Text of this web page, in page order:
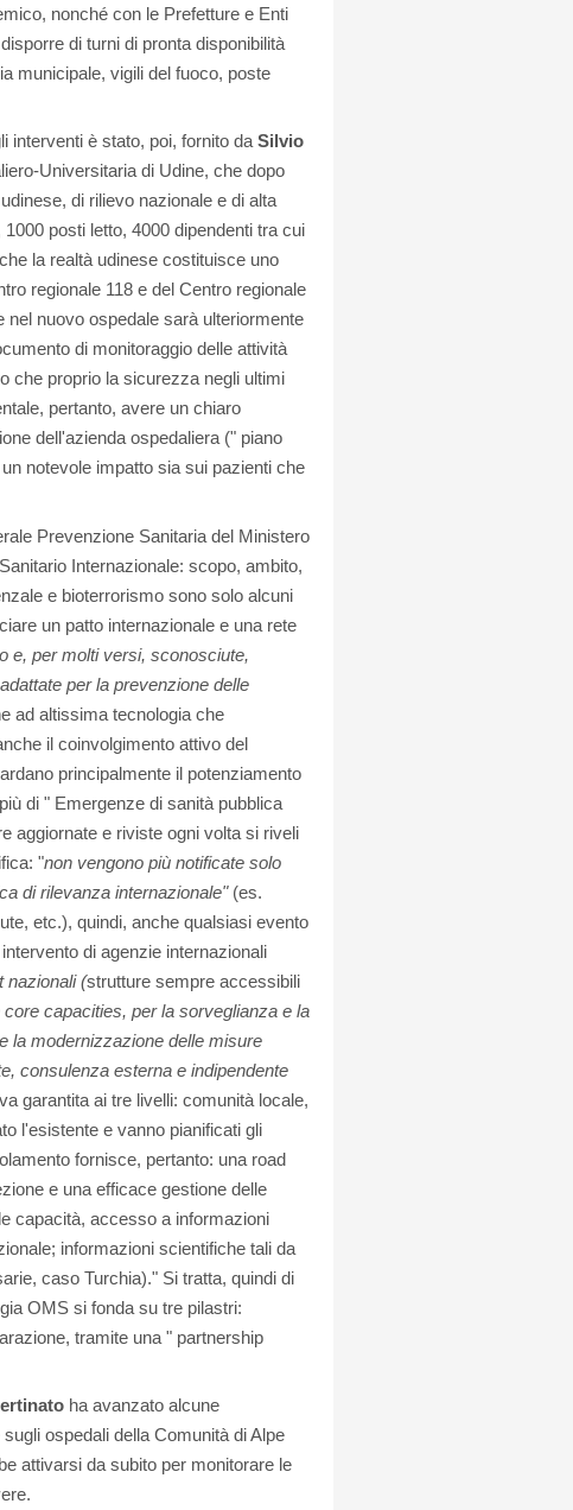
nonché con le Prefetture e Enti
di turni di pronta disponibilità
municipale, vigili del fuoco, poste
interventi è stato, poi, fornito da Silvio
Universitaria di Udine, che dopo
di rilievo nazionale e di alta
posti letto, 4000 dipendenti tra cui
la realtà udinese costituisce uno
regionale 118 e del Centro regionale
nel nuovo ospedale sarà ulteriormente
di monitoraggio delle attività
che proprio la sicurezza negli ultimi
pertanto, avere un chiaro
dell'azienda ospedaliera (" piano
notevole impatto sia sui pazienti che
Prevenzione Sanitaria del Ministero
Internazionale: scopo, ambito,
e bioterrorismo sono solo alcuni
un patto internazionale e una rete
e, per molti versi, sconosciute,
per la prevenzione delle
ad altissima tecnologia che
il coinvolgimento attivo del
principalmente il potenziamento
di " Emergenze di sanità pubblica
aggiornate e riviste ogni volta si riveli
"non vengono più notificate solo
di rilevanza internazionale"(es.
etc.), quindi, anche qualsiasi evento
di agenzie internazionali
nazionali (strutture sempre accessibili
core capacities, per la sorveglianza e la
la modernizzazione delle misure
consulenza esterna e indipendente
garantita ai tre livelli: comunità locale,
l'esistente e vanno pianificati gli
fornisce, pertanto: una road
e una efficace gestione delle
capacità, accesso a informazioni
informazioni scientifiche tali da
caso Turchia)." Si tratta, quindi di
OMS si fonda su tre pilastri:
tramite una " partnership
ha avanzato alcune
ospedali della Comunità di Alpe
attivarsi da subito per monitorare le